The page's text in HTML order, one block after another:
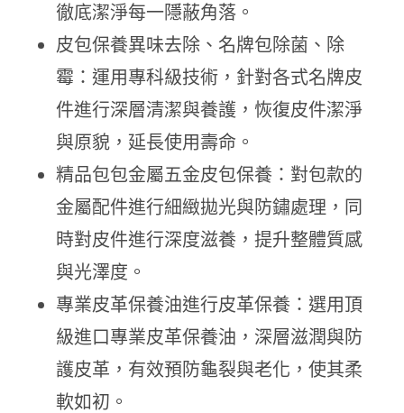
徹底潔淨每一隱蔽角落。
皮包保養異味去除、名牌包除菌、除
霉：運用專科級技術，針對各式名牌皮
件進行深層清潔與養護，恢復皮件潔淨
與原貌，延長使用壽命。
精品包包金屬五金皮包保養：對包款的
金屬配件進行細緻拋光與防鏽處理，同
時對皮件進行深度滋養，提升整體質感
與光澤度。
專業皮革保養油進行皮革保養：選用頂
級進口專業皮革保養油，深層滋潤與防
護皮革，有效預防龜裂與老化，使其柔
軟如初。